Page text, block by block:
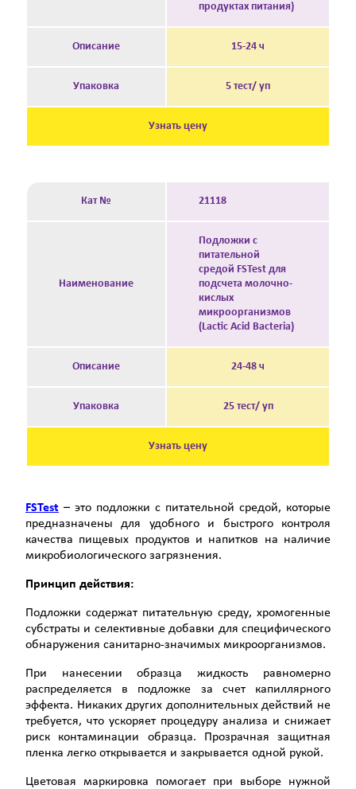
продуктах питания)
Описание 15-24 ч
Упаковка 5 тест/ уп
Узнать цену
Кат № 21118
Наименование
Подложки с
питательной
средой FSTest для
подсчета молочно-
кислых
микроорганизмов
(Lactic Acid Bacteria)
Описание 24-48 ч
Упаковка 25 тест/ уп
Узнать цену
FSTest – это подложки с питательной средой, которые
предназначены для удобного и быстрого контроля
качества пищевых продуктов и напитков на наличие
микробиологического загрязнения.
Принцип действия:
Подложки содержат питательную среду, хромогенные
субстраты и селективные добавки для специфического
обнаружения санитарно-значимых микроорганизмов.
При нанесении образца жидкость равномерно
распределяется в подложке за счет капиллярного
эффекта. Никаких других дополнительных действий не
требуется, что ускоряет процедуру анализа и снижает
риск контаминации образца. Прозрачная защитная
пленка легко открывается и закрывается одной рукой.
Цветовая маркировка помогает при выборе нужной